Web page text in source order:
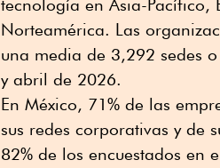
tecnología en Asia-Pacífico,
Norteamérica. Las
una media de 3,292 sedes
y abril de 2026.
En México, 71% de las
sus redes corporativas y de
82% de los encuestados en